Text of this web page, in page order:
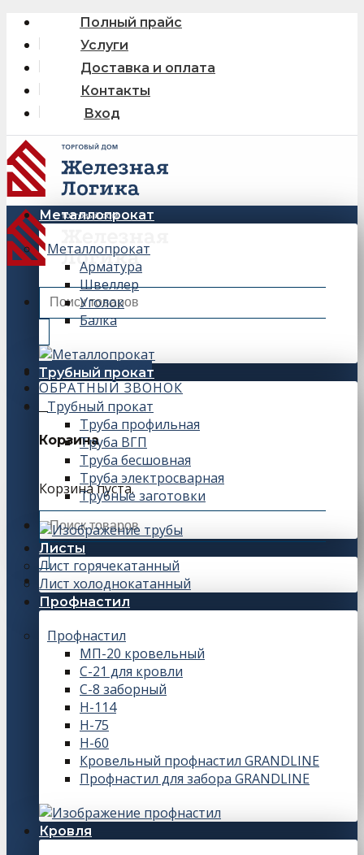
Skip
content
Полный прайс
Услуги
Доставка и оплата
Контакты
Вход
Искать:
+7 (343) 243-56-66
ОБРАТНЫЙ ЗВОНОК
Корзина
Корзина пуста.
Искать:
Металлопрокат
Металлопрокат
Арматура
Швеллер
Уголок
Балка
Трубный прокат
Трубный прокат
Труба профильная
Труба ВГП
Труба бесшовная
Труба электросварная
Трубные заготовки
Листы
Лист горячекатанный
Лист холоднокатанный
Профнастил
Профнастил
МП-20 кровельный
С-21 для кровли
С-8 заборный
Н-114
Н-75
Н-60
Кровельный профнастил GRANDLINE
Профнастил для забора GRANDLINE
Кровля